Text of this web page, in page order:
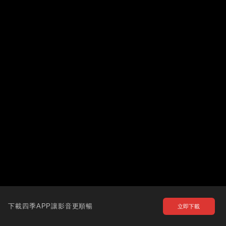
下載四季APP讓影音更順暢 立即下載